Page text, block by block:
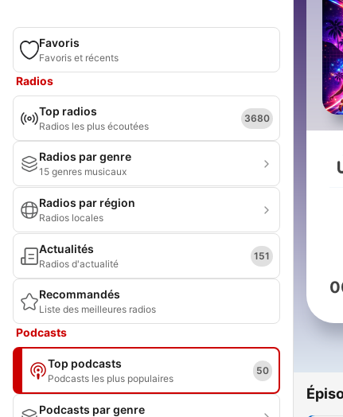
Favoris
Favoris et récents
Radios
Top radios
Radios les plus écoutées
3680
Radios par genre
15 genres musicaux
Radios par région
Radios locales
Actualités
Radios d'actualité
151
Recommandés
Liste des meilleures radios
Podcasts
Top podcasts
Podcasts les plus populaires
50
Podcasts par genre